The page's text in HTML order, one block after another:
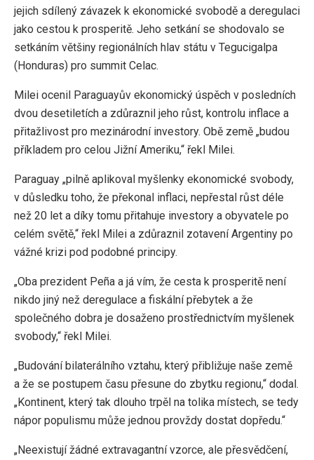
jejich sdílený závazek k ekonomické svobodě a deregulaci
jako cestou k prosperitě. Jeho setkání se shodovalo se
setkáním většiny regionálních hlav státu v Tegucigalpa
(Honduras) pro summit Celac.
Milei ocenil Paraguayův ekonomický úspěch v posledních
dvou desetiletích a zdůraznil jeho růst, kontrolu inflace a
přitažlivost pro mezinárodní investory. Obě země „budou
příkladem pro celou Jižní Ameriku,“ řekl Milei.
Paraguay „pilně aplikoval myšlenky ekonomické svobody,
v důsledku toho, že překonal inflaci, nepřestal růst déle
než 20 let a díky tomu přitahuje investory a obyvatele po
celém světě,“ řekl Milei a zdůraznil zotavení Argentiny po
vážné krizi pod podobné principy.
„Oba prezident Peña a já vím, že cesta k prosperitě není
nikdo jiný než deregulace a fiskální přebytek a že
společného dobra je dosaženo prostřednictvím myšlenek
svobody,“ řekl Milei.
„Budování bilaterálního vztahu, který přibližuje naše země
a že se postupem času přesune do zbytku regionu,“ dodal.
„Kontinent, který tak dlouho trpěl na tolika místech, se tedy
nápor populismu může jednou provždy dostat dopředu.“
„Neexistují žádné extravagantní vzorce, ale přesvědčení,